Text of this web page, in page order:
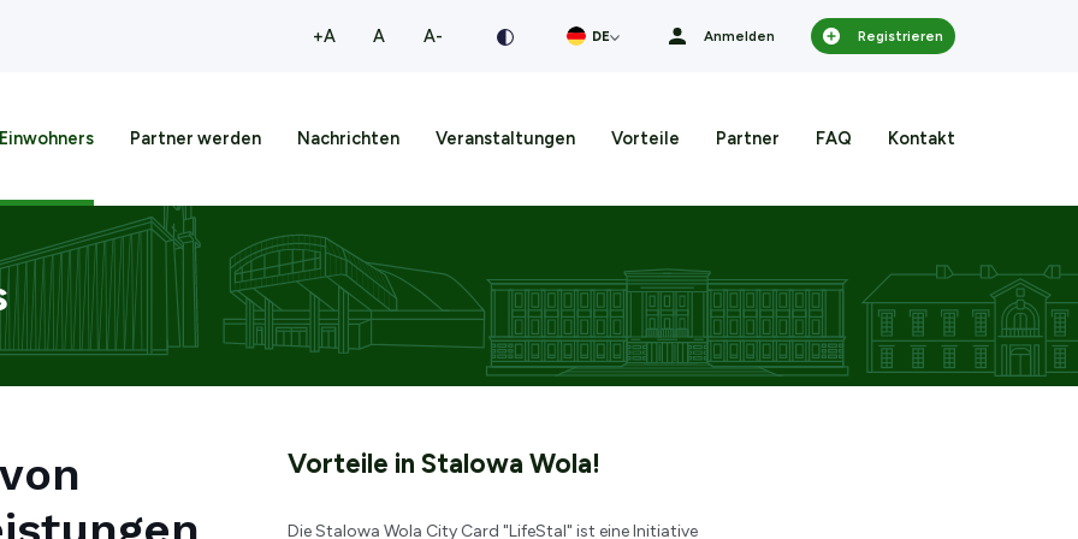
+Awiększa czcionka
Anormalna czcionka
A-mniejsza czcionka DE Anmelden Registrieren
Partner werden Nachrichten Veranstaltungen Vorteile Partner FAQ Kontakt
Vorteile in Stalowa Wola!
Die Stalowa Wola City Card "LifeStal" ist eine Initiative